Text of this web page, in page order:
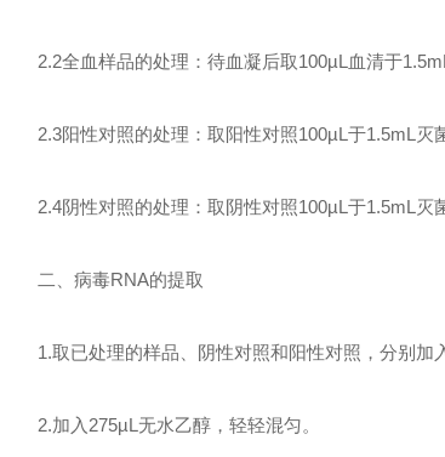
2.2全血样品的处理：待血凝后取100µL血清于
2.3阳性对照的处理：取阳性对照100µL于1.5mL灭
2.4阴性对照的处理：取阴性对照100µL于1.5mL灭
二、病毒RNA的提取
1.取已处理的样品、阴性对照和阳性对照，分别加
2.加入275µL无水乙醇，轻轻混匀。